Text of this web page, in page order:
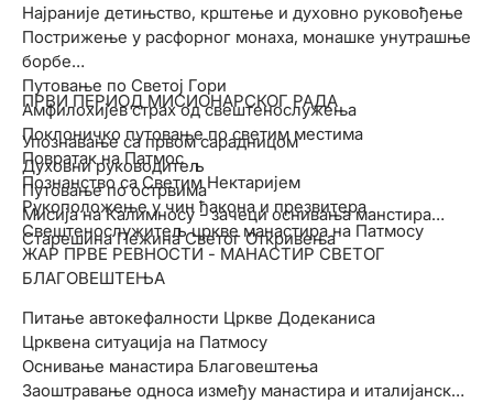
Најраније детињство, крштење и духовно руковођење
Пострижење у расфорног монаха, монашке унутрашње
борбе
Путовање по Светој Гори
Амфилохијев страх од свештенослужења
Поклоничко путовање по светим местима
Повратак на Патмос
Познанство са Светим Нектаријем
Рукоположење у чин ђакона и презвитера
Свештенослужитељ цркве манастира на Патмосу
ПРВИ ПЕРИОД МИСИОНАРСКОГ РАДА
Упознавање са првом сарадницом
Духовни руководитељ
Путовање по острвима
Мисија на Калимносу - зачеци оснивања манстира
Старешина Пежина Светог Откривења
ЖАР ПРВЕ РЕВНОСТИ - МАНАСТИР СВЕТОГ
БЛАГОВЕШТЕЊА
Питање автокефалности Цркве Додеканиса
Црквена ситуација на Патмосу
Оснивање манастира Благовештења
Заоштравање односа између манастира и италијанских